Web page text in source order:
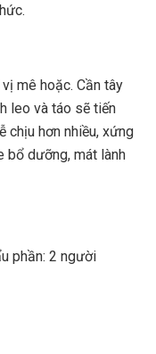
mê hoặc. Cần tây
leo và táo sẽ tiến
chịu hơn nhiều, xứng
bổ dưỡng, mát lành
phần: 2 người